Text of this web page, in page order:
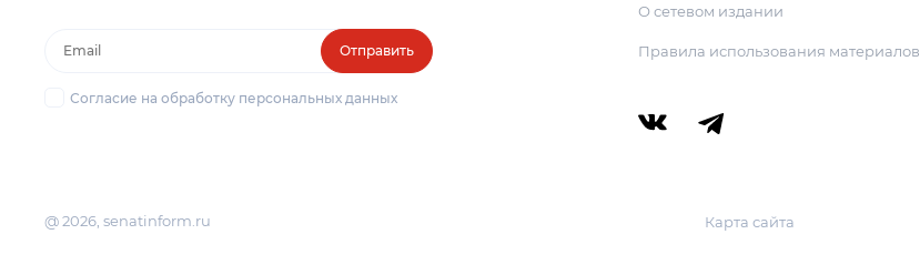
Отправить
Согласие на обработку персональных данных
О сетевом издании
Правила использования материалов
@ 2026, senatinform.ru Карта сайта